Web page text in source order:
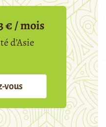
€ / mois
d’Asie
vous